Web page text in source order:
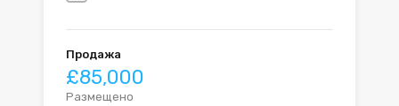
Продажа
£85,000
Размещено